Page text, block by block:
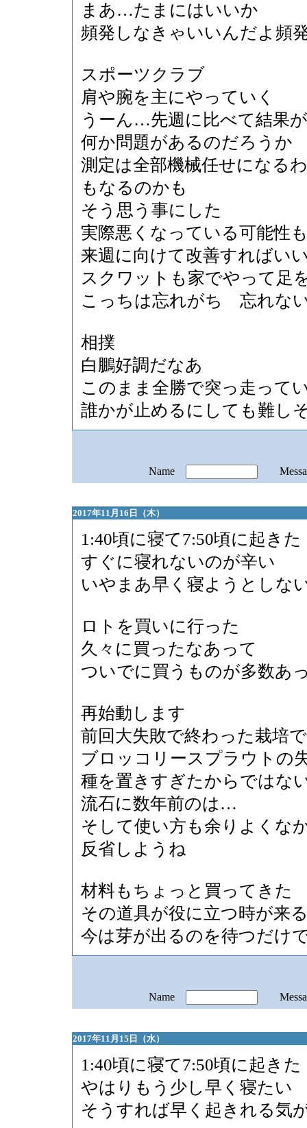
まあ…たまにはいいか
頻発しなきゃいいんだよ頻
スポーツクラブ
肩や腕を主にやっていく
うーん…先週に比べて結果
何か問題があるのだろうか
測定は全部機械任せになる
もなるのかも
そう思う事にした
実際悪くなっている可能性
来週に向けて改善すればい
スクワットも家でやって足
こっちは忘れがち 忘れな
相撲
白鵬好調だなあ
このまま全勝で突っ走って
誰かが止めるにしても難し
Name
2017年11月16日（木）
1:40頃に寝て7:50頃に起きた
すぐに寝れないのが辛い
いやまあ早く寝ようとしな
ロトを買いに行った
久々に買ったなあって
ついでに買うものが多数あ
再始動します
前回大失敗で終わった栽培
ブロッコリースプラウトの
種を置きすぎたからではな
流石に数年前のは…
そして使い方も余りよくな
反省しようね
材料もちょっと買ってきた
その道具が役に立つ時が来
今は芽が出るのを待つだけ
Name
2017年11月15日（水）
1:40頃に寝て7:50頃に起きた
やはりもう少し早く寝たい
そうすれば早く起きれる気